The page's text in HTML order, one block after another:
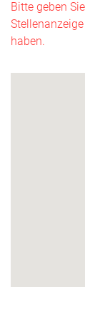
Bitte geben
haben.